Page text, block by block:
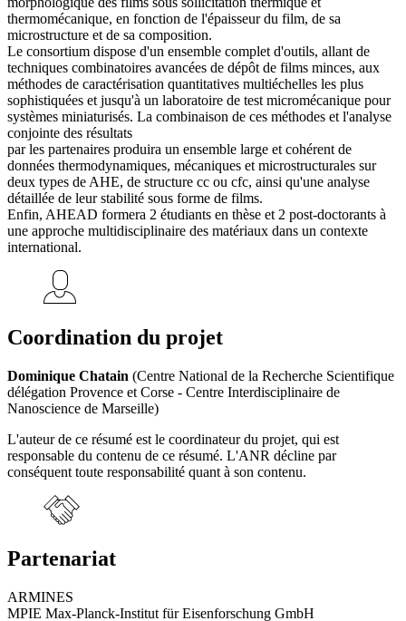
thermomécanique, en fonction de l'épaisseur du film, de sa
microstructure et de sa composition.
Le consortium dispose d'un ensemble complet d'outils, allant de
techniques combinatoires avancées de dépôt de films minces, aux
méthodes de caractérisation quantitatives multiéchelles les plus
sophistiquées et jusqu'à un laboratoire de test micromécanique pour
systèmes miniaturisés. La combinaison de ces méthodes et l'analyse
conjointe des résultats
par les partenaires produira un ensemble large et cohérent de
données thermodynamiques, mécaniques et microstructurales sur
deux types de AHE, de structure cc ou cfc, ainsi qu'une analyse
détaillée de leur stabilité sous forme de films.
Enfin, AHEAD formera 2 étudiants en thèse et 2 post-doctorants à
une approche multidisciplinaire des matériaux dans un contexte
international.
Coordination du projet
Dominique Chatain (Centre National de la Recherche Scientifique
délégation Provence et Corse - Centre Interdisciplinaire de
Nanoscience de Marseille)
L'auteur de ce résumé est le coordinateur du projet, qui est
responsable du contenu de ce résumé. L'ANR décline par
conséquent toute responsabilité quant à son contenu.
Partenariat
ARMINES
MPIE Max-Planck-Institut für Eisenforschung GmbH